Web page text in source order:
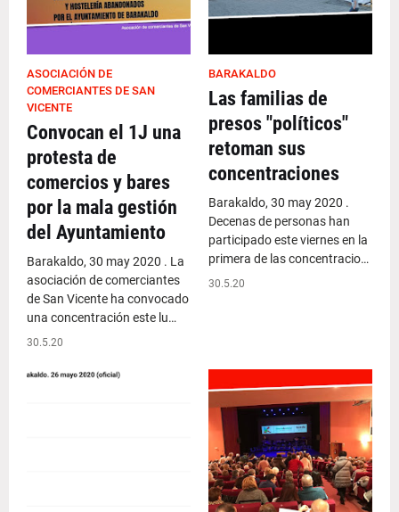
ASOCIACIÓN DE
COMERCIANTES DE SAN
VICENTE
Convocan el 1J una
protesta de
comercios y bares
por la mala gestión
del Ayuntamiento
Barakaldo, 30 may 2020 . La
asociación de comerciantes
de San Vicente ha convocado
una concentración este lu…
30.5.20
BARAKALDO
Las familias de
presos "políticos"
retoman sus
concentraciones
Barakaldo, 30 may 2020 .
Decenas de personas han
participado este viernes en la
primera de las concentracio…
30.5.20